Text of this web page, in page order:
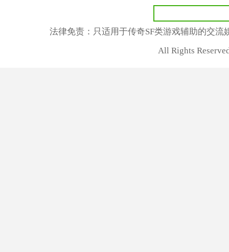
法律免责：只适用于传奇SF类游戏辅助的交
All Rights